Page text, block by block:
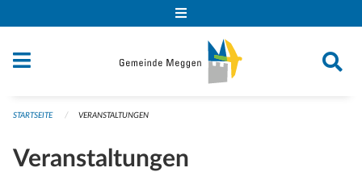
STARTSEITE VERANSTALTUNGEN
Veranstaltungen